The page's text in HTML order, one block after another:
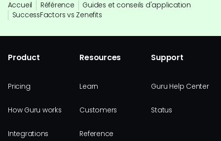
Accueil Référence
Guides et conseils d'application
SuccessFactors vs Zenefits
Product
Pricing
How Guru works
Integrations
Resources
Learn
Customers
Reference
Support
Guru Help Center
Status